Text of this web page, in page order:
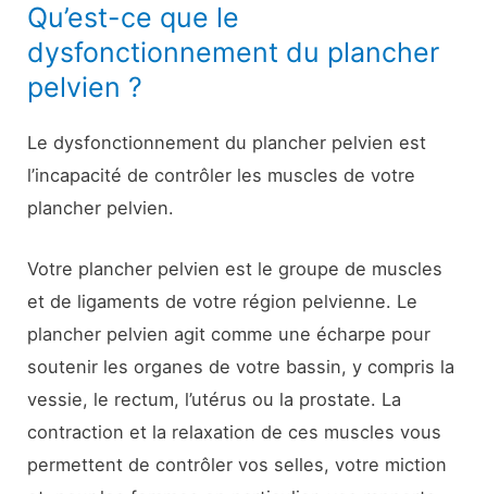
Qu’est-ce que le
dysfonctionnement du plancher
pelvien ?
Le dysfonctionnement du plancher pelvien est
l’incapacité de contrôler les muscles de votre
plancher pelvien.
Votre plancher pelvien est le groupe de muscles
et de ligaments de votre région pelvienne. Le
plancher pelvien agit comme une écharpe pour
soutenir les organes de votre bassin, y compris la
vessie, le rectum, l’utérus ou la prostate. La
contraction et la relaxation de ces muscles vous
permettent de contrôler vos selles, votre miction